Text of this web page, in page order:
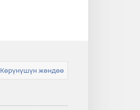
Көрүнүшүн жөндөө